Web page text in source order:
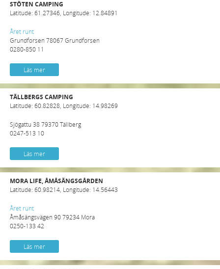
STÖTEN CAMPING
Latitude: 61.27346, Longitude: 12.84891
Året runt
Grundforsen 78067 Grundforsen
0280-850 11
Läs mer
TÄLLBERGS CAMPING
Latitude: 60.82828, Longitude: 14.98269
Sjögattu 38 79370 Tällberg
0247-513 10
Läs mer
MORA LIFE, ÅMÅSÄNGSGÅRDEN
Latitude: 60.98214, Longitude: 14.56443
Året runt
Åmåsängsvägen 90 79234 Mora
0250-133 42
Läs mer